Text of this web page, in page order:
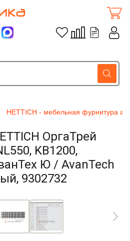
HETTICH - мебельная фурнитура
ОргаТрей
KB1200,
Ю / AvanTech
9302732